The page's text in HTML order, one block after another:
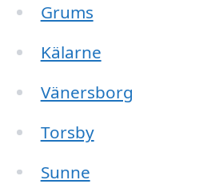
Grums
Kälarne
Vänersborg
Torsby
Sunne